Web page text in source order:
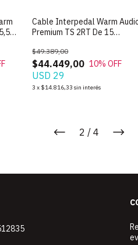
Cable Interpedal Warm
Premium TS 2RT De 15
$44.449,00
$49.389,00
10% OFF
USD 29
3 x $14.816,33 sin interés
2 / 4